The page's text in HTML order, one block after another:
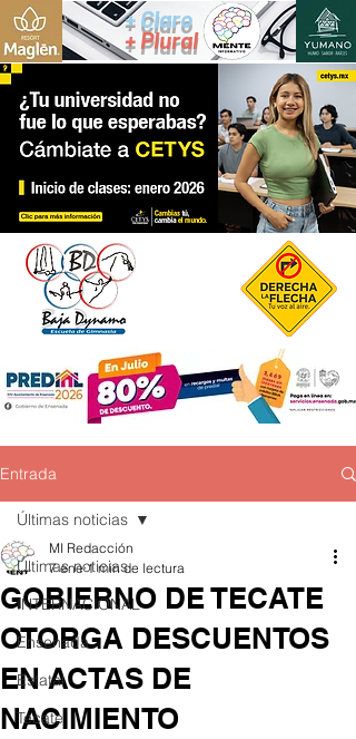
+ Claro
+ Plural
Entrada
Últimas noticias
INTERNACIONAL
Ensenada
Estatal
Tecate
Últimas noticias
GOBIERNO DE TECATE
OTORGA DESCUENTOS
EN ACTAS DE
NACIMIENTO
MI Redacción
7 ene 1 min de lectura